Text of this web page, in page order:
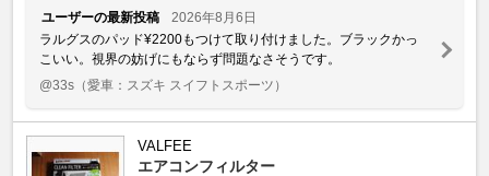
ユーザーの最新投稿
2026年8月6日
ラルグスのパッド¥2200もつけて取り付けました。ブラックかっ
こいい。視界の妨げにもならず問題なさそうです。
@33s （愛車：スズキ スイフトスポーツ）
VALFEE
エアコンフィルター